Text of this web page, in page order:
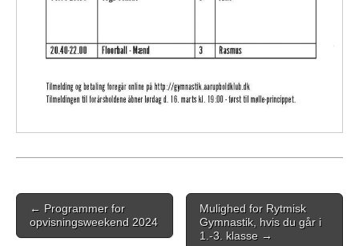
Post
navigation
← Programmer for
opvisningsweekend 2024
Mulighed for Rytmisk
Gymnastik, hvis du går i
1.-3. klasse →